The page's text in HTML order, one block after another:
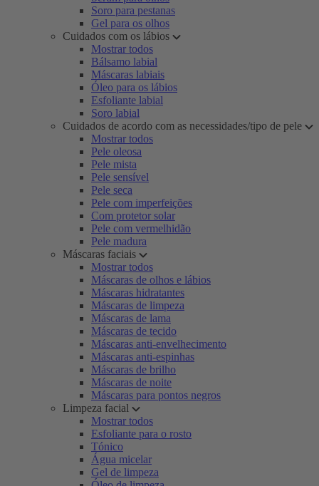
Soro para pestanas
Gel para os olhos
Cuidados com os lábios
Mostrar todos
Bálsamo labial
Máscaras labiais
Óleo para os lábios
Esfoliante labial
Soro labial
Cuidados de acordo com as necessidades/tipo de pele
Mostrar todos
Pele oleosa
Pele mista
Pele sensível
Pele seca
Pele com imperfeições
Com protetor solar
Pele com vermelhidão
Pele madura
Máscaras faciais
Mostrar todos
Máscaras de olhos e lábios
Máscaras hidratantes
Máscaras de limpeza
Máscaras de lama
Máscaras de tecido
Máscaras anti-envelhecimento
Máscaras anti-espinhas
Máscaras de brilho
Máscaras de noite
Máscaras para pontos negros
Limpeza facial
Mostrar todos
Esfoliante para o rosto
Tónico
Água micelar
Gel de limpeza